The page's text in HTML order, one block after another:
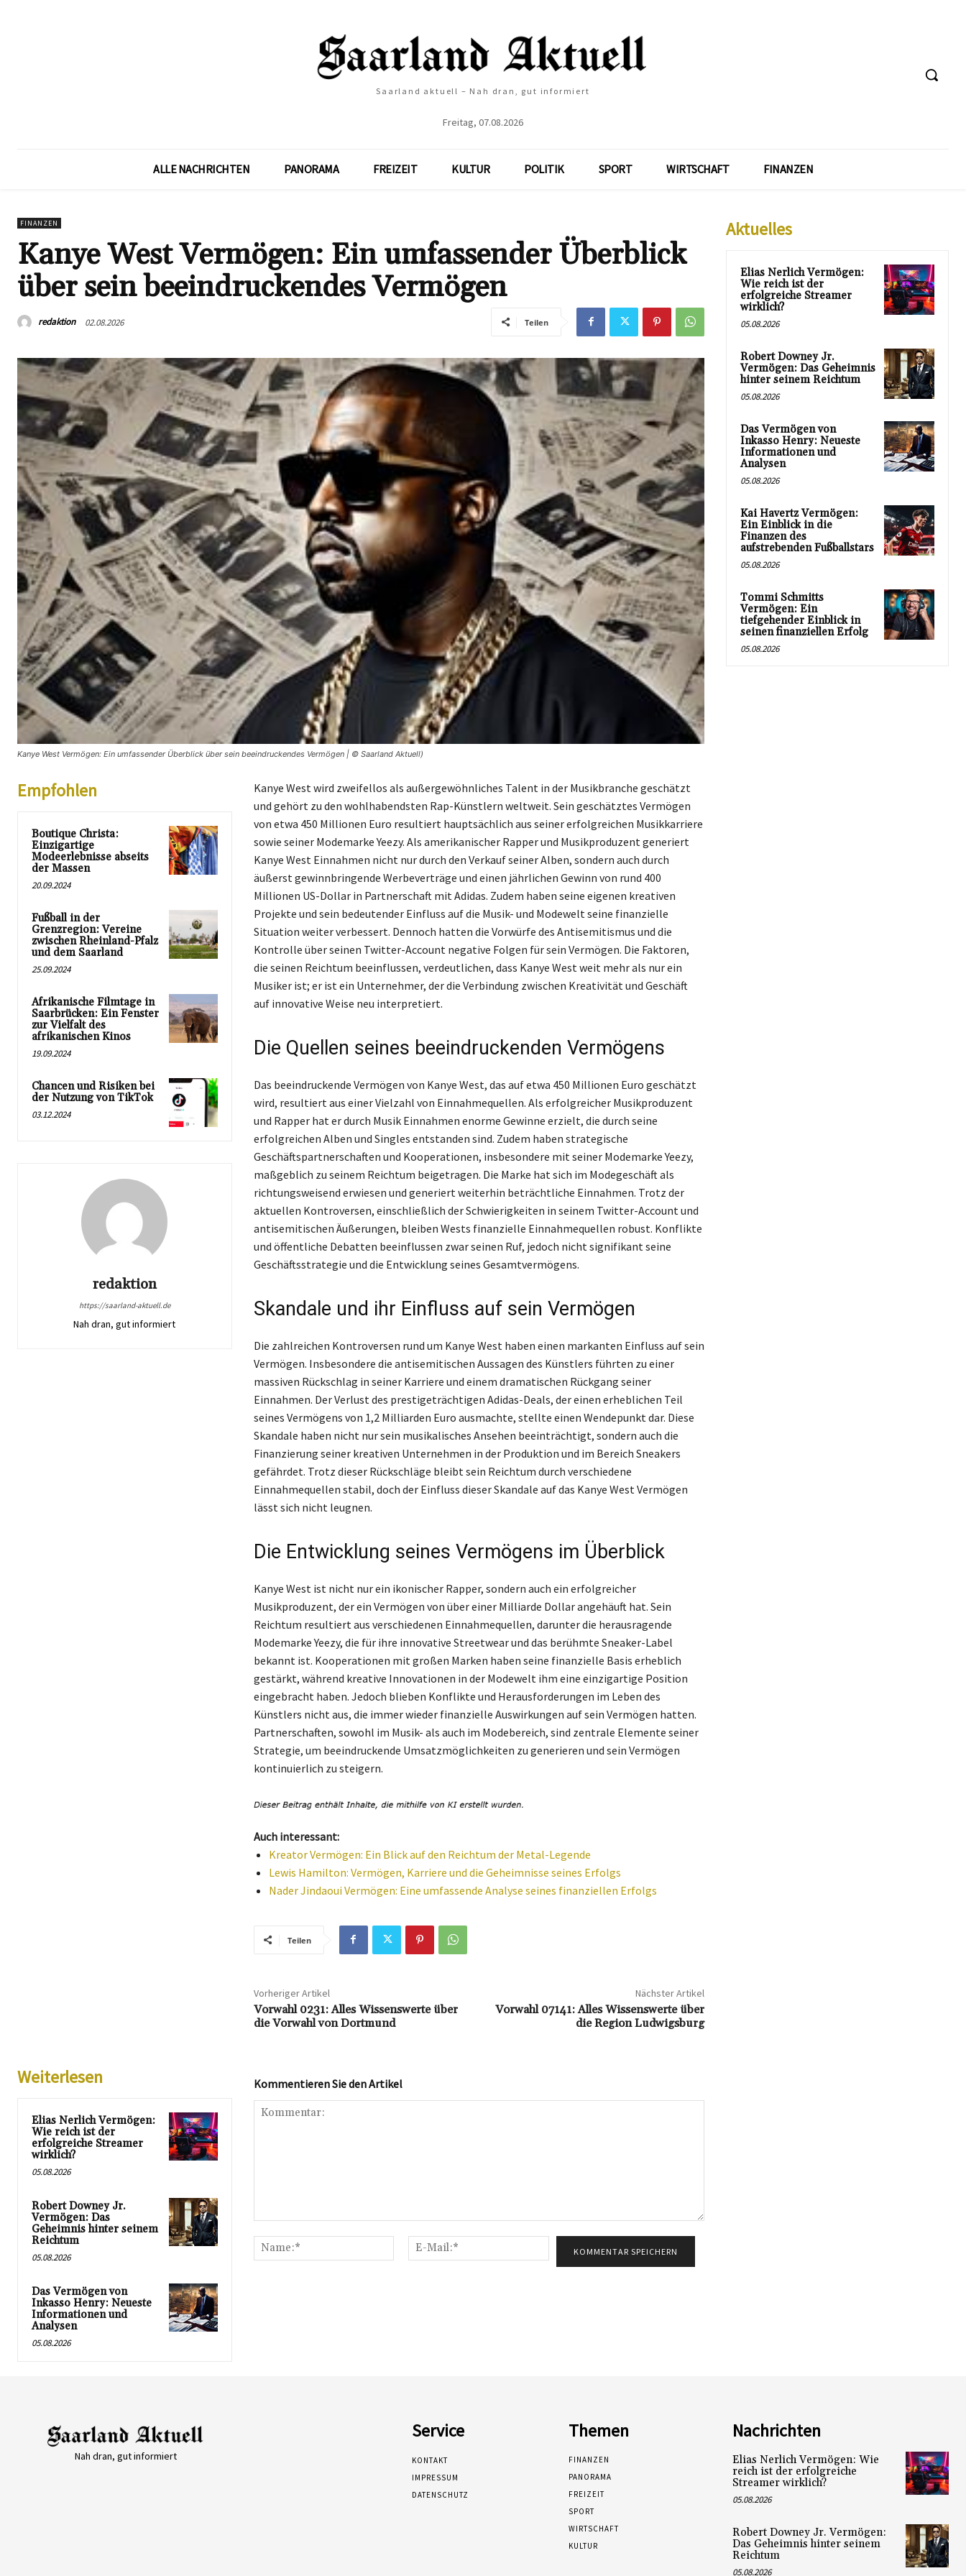
Saarland aktuell – Nah dran, gut informiert
Freitag, 07.08.2026
ALLE NACHRICHTEN PANORAMA FREIZEIT KULTUR POLITIK SPORT WIRTSCHAFT FINANZEN
FINANZEN
Kanye West Vermögen: Ein umfassender Überblick
über sein beeindruckendes Vermögen
redaktion 02.08.2026 Teilen
Kanye West Vermögen: Ein umfassender Überblick über sein beeindruckendes Vermögen | © Saarland Aktuell)
Empfohlen
Boutique Christa:
Einzigartige
Modeerlebnisse abseits
der Massen
20.09.2024
Fußball in der
Grenzregion: Vereine
zwischen Rheinland-Pfalz
und dem Saarland
25.09.2024
Afrikanische Filmtage in
Saarbrücken: Ein Fenster
zur Vielfalt des
afrikanischen Kinos
19.09.2024
Chancen und Risiken bei
der Nutzung von TikTok
03.12.2024
redaktion
https://saarland-aktuell.de
Nah dran, gut informiert
Kanye West wird zweifellos als außergewöhnliches Talent in der Musikbranche geschätzt
und gehört zu den wohlhabendsten Rap-Künstlern weltweit. Sein geschätztes Vermögen
von etwa 450 Millionen Euro resultiert hauptsächlich aus seiner erfolgreichen Musikkarriere
sowie seiner Modemarke Yeezy. Als amerikanischer Rapper und Musikproduzent generiert
Kanye West Einnahmen nicht nur durch den Verkauf seiner Alben, sondern auch durch
äußerst gewinnbringende Werbeverträge und einen jährlichen Gewinn von rund 400
Millionen US-Dollar in Partnerschaft mit Adidas. Zudem haben seine eigenen kreativen
Projekte und sein bedeutender Einfluss auf die Musik- und Modewelt seine finanzielle
Situation weiter verbessert. Dennoch hatten die Vorwürfe des Antisemitismus und die
Kontrolle über seinen Twitter-Account negative Folgen für sein Vermögen. Die Faktoren,
die seinen Reichtum beeinflussen, verdeutlichen, dass Kanye West weit mehr als nur ein
Musiker ist; er ist ein Unternehmer, der die Verbindung zwischen Kreativität und Geschäft
auf innovative Weise neu interpretiert.
Die Quellen seines beeindruckenden Vermögens
Das beeindruckende Vermögen von Kanye West, das auf etwa 450 Millionen Euro geschätzt
wird, resultiert aus einer Vielzahl von Einnahmequellen. Als erfolgreicher Musikproduzent
und Rapper hat er durch Musik Einnahmen enorme Gewinne erzielt, die durch seine
erfolgreichen Alben und Singles entstanden sind. Zudem haben strategische
Geschäftspartnerschaften und Kooperationen, insbesondere mit seiner Modemarke Yeezy,
maßgeblich zu seinem Reichtum beigetragen. Die Marke hat sich im Modegeschäft als
richtungsweisend erwiesen und generiert weiterhin beträchtliche Einnahmen. Trotz der
aktuellen Kontroversen, einschließlich der Schwierigkeiten in seinem Twitter-Account und
antisemitischen Äußerungen, bleiben Wests finanzielle Einnahmequellen robust. Konflikte
und öffentliche Debatten beeinflussen zwar seinen Ruf, jedoch nicht signifikant seine
Geschäftsstrategie und die Entwicklung seines Gesamtvermögens.
Skandale und ihr Einfluss auf sein Vermögen
Die zahlreichen Kontroversen rund um Kanye West haben einen markanten Einfluss auf sein
Vermögen. Insbesondere die antisemitischen Aussagen des Künstlers führten zu einer
massiven Rückschlag in seiner Karriere und einem dramatischen Rückgang seiner
Einnahmen. Der Verlust des prestigeträchtigen Adidas-Deals, der einen erheblichen Teil
seines Vermögens von 1,2 Milliarden Euro ausmachte, stellte einen Wendepunkt dar. Diese
Skandale haben nicht nur sein musikalisches Ansehen beeinträchtigt, sondern auch die
Finanzierung seiner kreativen Unternehmen in der Produktion und im Bereich Sneakers
gefährdet. Trotz dieser Rückschläge bleibt sein Reichtum durch verschiedene
Einnahmequellen stabil, doch der Einfluss dieser Skandale auf das Kanye West Vermögen
lässt sich nicht leugnen.
Die Entwicklung seines Vermögens im Überblick
Kanye West ist nicht nur ein ikonischer Rapper, sondern auch ein erfolgreicher
Musikproduzent, der ein Vermögen von über einer Milliarde Dollar angehäuft hat. Sein
Reichtum resultiert aus verschiedenen Einnahmequellen, darunter die herausragende
Modemarke Yeezy, die für ihre innovative Streetwear und das berühmte Sneaker-Label
bekannt ist. Kooperationen mit großen Marken haben seine finanzielle Basis erheblich
gestärkt, während kreative Innovationen in der Modewelt ihm eine einzigartige Position
eingebracht haben. Jedoch blieben Konflikte und Herausforderungen im Leben des
Künstlers nicht aus, die immer wieder finanzielle Auswirkungen auf sein Vermögen hatten.
Partnerschaften, sowohl im Musik- als auch im Modebereich, sind zentrale Elemente seiner
Strategie, um beeindruckende Umsatzmöglichkeiten zu generieren und sein Vermögen
kontinuierlich zu steigern.
Auch interessant:
Kreator Vermögen: Ein Blick auf den Reichtum der Metal-Legende
Lewis Hamilton: Vermögen, Karriere und die Geheimnisse seines Erfolgs
Nader Jindaoui Vermögen: Eine umfassende Analyse seines finanziellen Erfolgs
Teilen
Vorheriger Artikel
Vorwahl 0231: Alles Wissenswerte über
die Vorwahl von Dortmund
Nächster Artikel
Vorwahl 07141: Alles Wissenswerte über
die Region Ludwigsburg
Weiterlesen
Elias Nerlich Vermögen:
Wie reich ist der
erfolgreiche Streamer
wirklich?
05.08.2026
Robert Downey Jr.
Vermögen: Das
Geheimnis hinter seinem
Reichtum
05.08.2026
Das Vermögen von
Inkasso Henry: Neueste
Informationen und
Analysen
05.08.2026
Kommentieren Sie den Artikel
Name:*
Mail:*
Aktuelles
Elias Nerlich Vermögen:
Wie reich ist der
erfolgreiche Streamer
wirklich?
05.08.2026
Robert Downey Jr.
Vermögen: Das Geheimnis
hinter seinem Reichtum
05.08.2026
Das Vermögen von
Inkasso Henry: Neueste
Informationen und
Analysen
05.08.2026
Kai Havertz Vermögen:
Ein Einblick in die
Finanzen des
aufstrebenden Fußballstars
05.08.2026
Tommi Schmitts
Vermögen: Ein
tiefgehender Einblick in
seinen finanziellen Erfolg
05.08.2026
Nah dran, gut informiert
Service
KONTAKT
IMPRESSUM
DATENSCHUTZ
Themen
FINANZEN
PANORAMA
FREIZEIT
SPORT
WIRTSCHAFT
KULTUR
Nachrichten
Elias Nerlich Vermögen: Wie
reich ist der erfolgreiche
Streamer wirklich?
05.08.2026
Robert Downey Jr. Vermögen:
Das Geheimnis hinter seinem
Reichtum
05.08.2026